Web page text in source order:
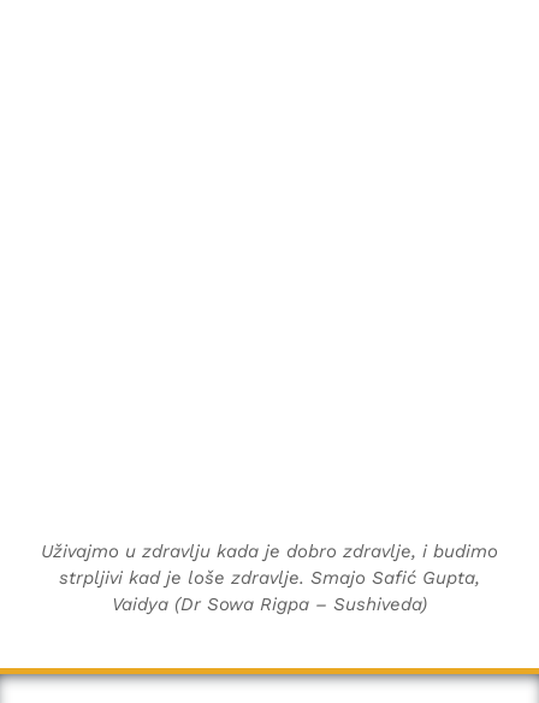
Uživajmo u zdravlju kada je dobro zdravlje, i budimo
strpljivi kad je loše zdravlje. Smajo Safić Gupta,
Vaidya (Dr Sowa Rigpa – Sushiveda)